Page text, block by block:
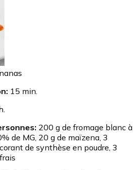
15 min.
200 g de fromage blanc à
de MG, 20 g de maïzena, 3
de synthèse en poudre, 3